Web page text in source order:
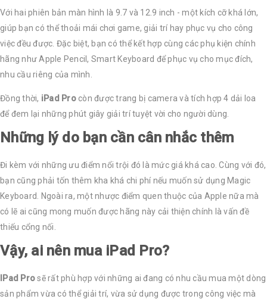
Với hai phiên bản màn hình là 9.7 và 12.9 inch - một kích cỡ khá lớn,
giúp bạn có thể thoải mái chơi game, giải trí hay phục vụ cho công
việc đều được. Đặc biệt, bạn có thể kết hợp cùng các phụ kiện chính
hãng như Apple Pencil, Smart Keyboard để phục vụ cho mục đích,
nhu cầu riêng của mình.
Đồng thời, iPad Procòn được trang bị camera và tích hợp 4 dải loa
để đem lại những phút giây giải trí tuyệt vời cho người dùng.
Những lý do bạn cần cân nhắc thêm
Đi kèm với những ưu điểm nổi trội đó là mức giá khá cao. Cùng với đó,
bạn cũng phải tốn thêm kha khá chi phí nếu muốn sử dụng Magic
Keyboard. Ngoài ra, một nhược điểm quen thuộc của Apple nữa mà
có lẽ ai cũng mong muốn được hãng này cải thiện chính là vấn đề
thiếu cổng nối.
Vậy, ai nên mua iPad Pro?
IPad Prosẽ rất phù hợp với những ai đang có nhu cầu mua một dòng
sản phẩm vừa có thể giải trí, vừa sử dụng được trong công việc mà